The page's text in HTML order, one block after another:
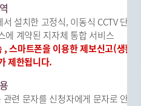
설치한 고정식, 이동식 CCTV 단속지
에 계약된 지자체 통합 서비스
, 스마트폰을 이용한 제보신고(생활
제한됩니다.
관련 문자를 신청자에게 문자로 안내